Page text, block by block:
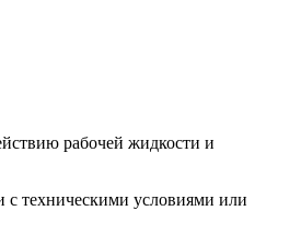
ра­бочей жидкости и
с техниче­скими условиями или